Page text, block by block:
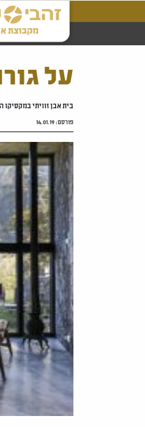
על
בית אבן זוויתי במקסיקו
פורסם:14.01.19